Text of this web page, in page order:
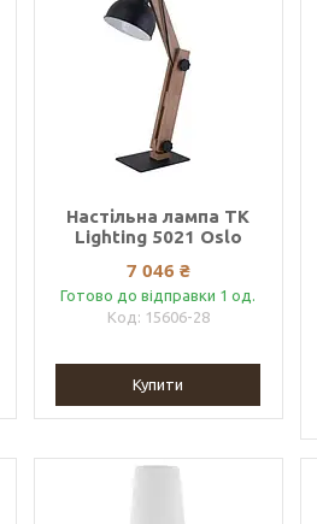
Настільна лампа TK
Lighting 5021 Oslo
7 046 ₴
Готово до відправки 1 од.
15606-28
Купити